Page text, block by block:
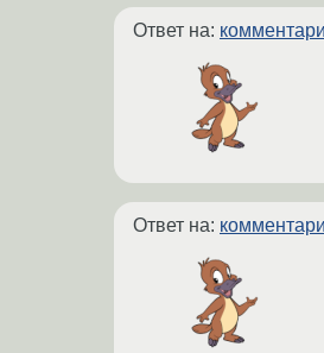
Ответ на:
Ответ на: